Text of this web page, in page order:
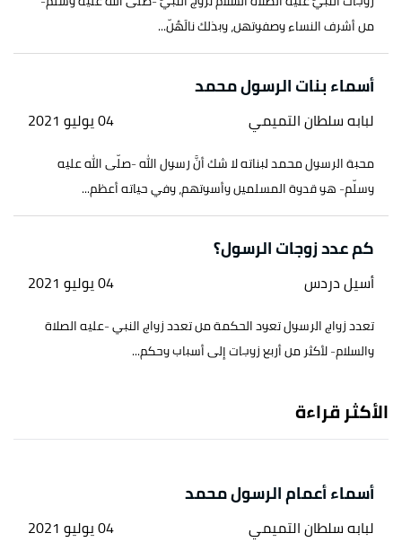
من أشرف النساء وصفوتهن، وبذلك نالَهُنّ...
أسماء بنات الرسول محمد
لبابه سلطان التميمي 04 يوليو 2021
محبة الرسول محمد لبناته لا شك أنَّ رسول الله -صلّى الله عليه
وسلّم- هو قدوة المسلمين وأسوتهم، وفي حياته أعظم...
كم عدد زوجات الرسول؟
أسيل دردس 04 يوليو 2021
تعدد زواج الرسول تعود الحكمة من تعدد زواج النبي -عليه الصلاة
والسلام- لأكثر من أربع زوجات إلى أسباب وحكم...
الأكثر قراءة
أسماء أعمام الرسول محمد
لبابه سلطان التميمي 04 يوليو 2021